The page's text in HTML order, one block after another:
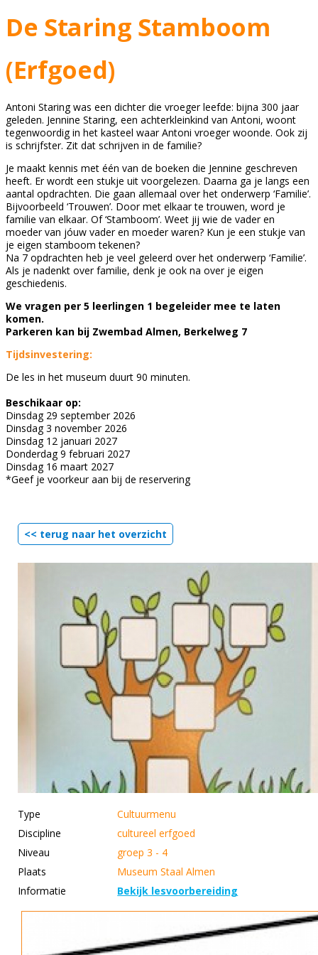
De Staring Stamboom
(Erfgoed)
Antoni Staring was een dichter die vroeger leefde: bijna 300 jaar
geleden. Jennine Staring, een achterkleinkind van Antoni, woont
tegenwoordig in het kasteel waar Antoni vroeger woonde. Ook zij
is schrijfster. Zit dat schrijven in de familie?
Je maakt kennis met één van de boeken die Jennine geschreven
heeft. Er wordt een stukje uit voorgelezen. Daarna ga je langs een
aantal opdrachten. Die gaan allemaal over het onderwerp ‘Familie’.
Bijvoorbeeld ‘Trouwen’. Door met elkaar te trouwen, word je
familie van elkaar. Of ‘Stamboom’. Weet jij wie de vader en
moeder van jóuw vader en moeder waren? Kun je een stukje van
je eigen stamboom tekenen?
Na 7 opdrachten heb je veel geleerd over het onderwerp ‘Familie’.
Als je nadenkt over familie, denk je ook na over je eigen
geschiedenis.
We vragen per 5 leerlingen 1 begeleider mee te laten
komen.
Parkeren kan bij Zwembad Almen, Berkelweg 7
Tijdsinvestering:
De les in het museum duurt 90 minuten.
Beschikaar op:
Dinsdag 29 september 2026
Dinsdag 3 november 2026
Dinsdag 12 januari 2027
Donderdag 9 februari 2027
Dinsdag 16 maart 2027
*Geef je voorkeur aan bij de reservering
<< terug naar het overzicht
Type
Cultuurmenu
Discipline
cultureel erfgoed
Niveau
groep 3 - 4
Plaats
Museum Staal Almen
Informatie
Bekijk lesvoorbereiding